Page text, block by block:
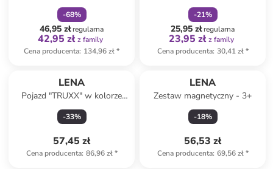
-68%
46,95 złregularna
42,95 zł z family
Cena producenta: 134,96 zł*
-21%
25,95 złregularna
23,95 zł z family
Cena producenta: 30,41 zł*
LENA
Pojazd "TRUXX" w kolorze
jasnoróżowym - 2+
-33%
57,45 zł
Cena producenta: 86,96 zł*
LENA
Zestaw magnetyczny - 3+
-18%
56,53 zł
Cena producenta: 69,56 zł*